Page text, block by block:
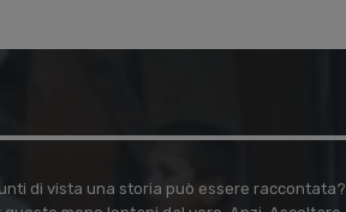
di vista una storia può essere raccontata?